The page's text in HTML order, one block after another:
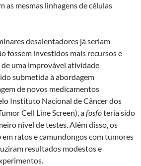
as mesmas linhagens de células
desalentadores já seriam
fossem investidos mais recursos e
uma improvável atividade
submetida à abordagem
de novos medicamentos
Instituto Nacional de Câncer dos
Cell Line Screen), afosfoteria sido
nível de testes. Além disso, os
em ratos e camundongos com tumores
resultados modestos e